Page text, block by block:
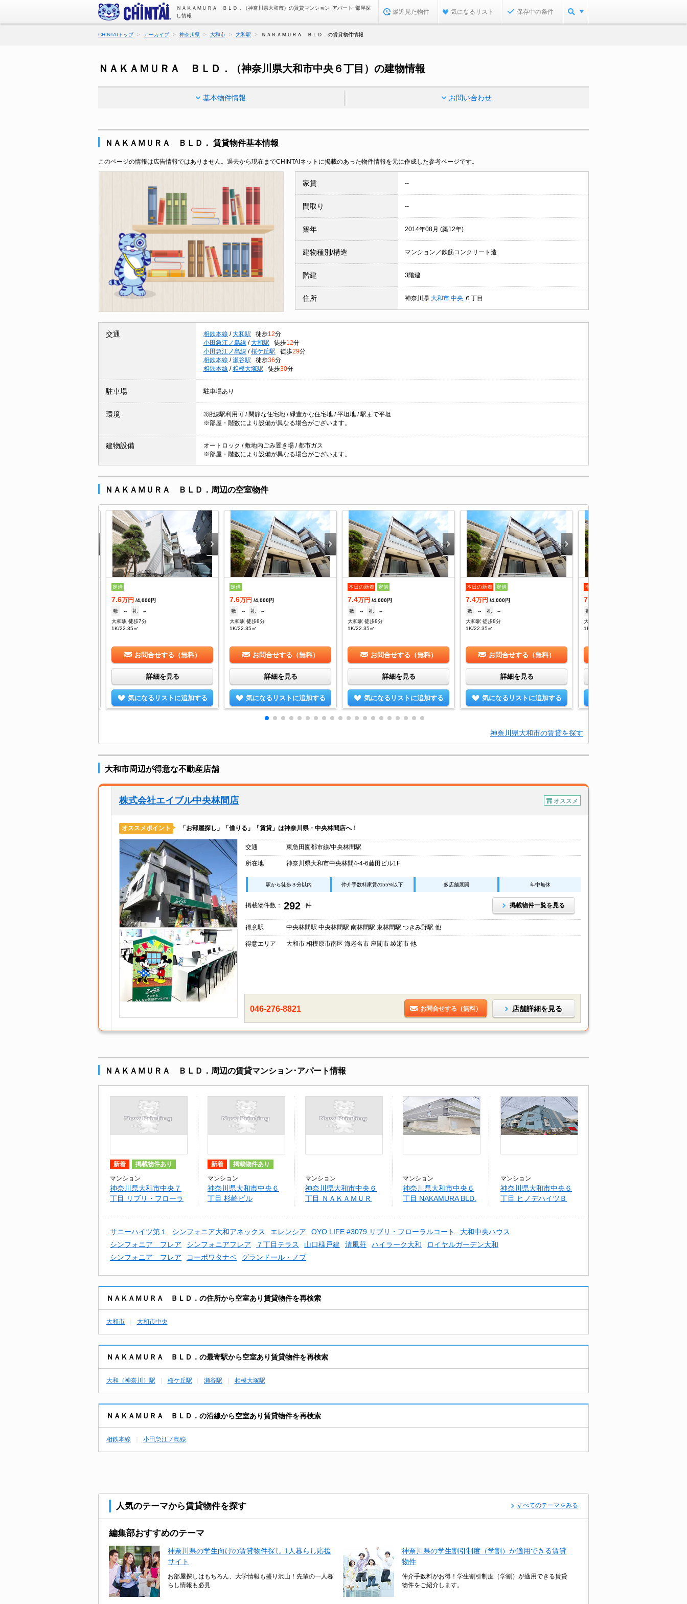
ＮＡＫＡＭＵＲＡ ＢＬＤ．（神奈川県大和市）の賃貸マンション･アパート･部屋探
し情報
最近見た物件 気になるリスト 保存中の条件
CHINTAIトップ アーカイブ 神奈川県 大和市 大和駅 ＮＡＫＡＭＵＲＡ ＢＬＤ．の賃貸物件情報
ＮＡＫＡＭＵＲＡ ＢＬＤ．（神奈川県大和市中央６丁目）の建物情報
基本物件情報 お問い合わせ
ＮＡＫＡＭＵＲＡ ＢＬＤ． 賃貸物件基本情報
このページの情報は広告情報ではありません。過去から現在までCHINTAIネットに掲載のあった物件情報を元に作成した参考ページです。
家賃 --
間取り --
築年 2014年08月 (築12年)
建物種別/構造 マンション／鉄筋コンクリート造
階建 3階建
住所 神奈川県 大和市 中央 ６丁目
交通 相鉄本線 / 大和駅 徒歩12分
小田急江ノ島線 / 大和駅 徒歩12分
小田急江ノ島線 / 桜ケ丘駅 徒歩29分
相鉄本線 / 瀬谷駅 徒歩36分
相鉄本線 / 相模大塚駅 徒歩30分
駐車場 駐車場あり
環境
3沿線駅利用可 / 閑静な住宅地 / 緑豊かな住宅地 / 平坦地 / 駅まで平坦
※部屋・階数により設備が異なる場合がございます。
建物設備
オートロック / 敷地内ごみ置き場 / 都市ガス
※部屋・階数により設備が異なる場合がございます。
ＮＡＫＡＭＵＲＡ ＢＬＤ．周辺の空室物件
定借
7.6万円 /4,000円
敷
-- 礼
--
大和駅 徒歩7分
1K/22.35㎡
お問合せする（無料）
詳細を見る
気になるリストに追加する
定借
7.6万円 /4,000円
敷
-- 礼
--
大和駅 徒歩8分
1K/22.35㎡
お問合せする（無料）
詳細を見る
気になるリストに追加する
本日の新着 定借
7.4万円 /4,000円
敷
-- 礼
--
大和駅 徒歩8分
1K/22.35㎡
お問合せする（無料）
詳細を見る
気になるリストに追加する
本日の新着 定借
7.4万円 /4,000円
敷
-- 礼
--
大和駅 徒歩8分
1K/22.35㎡
お問合せする（無料）
詳細を見る
気になるリストに追加する
本日の新着
7.4
敷
大和駅 徒歩8分
1K/22.35㎡
神奈川県大和市の賃貸を探す
大和市周辺が得意な不動産店舗
株式会社エイブル中央林間店 オススメ
オススメポイント 「お部屋探し」「借りる」「賃貸」は神奈川県・中央林間店へ！
交通 東急田園都市線/中央林間駅
所在地 神奈川県大和市中央林間4-4-6藤田ビル1F
駅から徒歩３分以内 仲介手数料家賃の55%以下 多店舗展開 年中無休
掲載物件数： 292 件 掲載物件一覧を見る
得意駅 中央林間駅 中央林間駅 南林間駅 東林間駅 つきみ野駅 他
得意エリア 大和市 相模原市南区 海老名市 座間市 綾瀬市 他
046-276-8821 お問合せする（無料） 店舗詳細を見る
ＮＡＫＡＭＵＲＡ ＢＬＤ．周辺の賃貸マンション･アパート情報
新着 掲載物件あり
マンション
神奈川県大和市中央７
丁目 リブリ・フローラ
新着 掲載物件あり
マンション
神奈川県大和市中央６
丁目 杉崎ビル
マンション
神奈川県大和市中央６
丁目 ＮＡＫＡＭＵＲ
マンション
神奈川県大和市中央６
丁目 NAKAMURA BLD.
マンション
神奈川県大和市中央６
丁目 ヒノデハイツＢ
サニーハイツ第１ シンフォニア大和アネックス エレンシア OYO LIFE #3079 リブリ・フローラルコート
大和中央ハウス
シンフォニア フレア
シンフォニアフレア ７丁目テラス 山口様戸建 清風荘 ハイラーク大和
ロイヤルガーデン大和
シンフォニア フレア
コーポワタナベ グランドール・ノブ
ＮＡＫＡＭＵＲＡ ＢＬＤ．の住所から空室あり賃貸物件を再検索
大和市 大和市中央
ＮＡＫＡＭＵＲＡ ＢＬＤ．の最寄駅から空室あり賃貸物件を再検索
大和（神奈川）駅 桜ケ丘駅 瀬谷駅 相模大塚駅
ＮＡＫＡＭＵＲＡ ＢＬＤ．の沿線から空室あり賃貸物件を再検索
相鉄本線 小田急江ノ島線
人気のテーマから賃貸物件を探す すべてのテーマをみる
編集部おすすめのテーマ
神奈川県の学生向けの賃貸物件探し 1人暮らし応援
サイト
お部屋探しはもちろん、大学情報も盛り沢山！先輩の一人暮
らし情報も必見
神奈川県の学生割引制度（学割）が適用できる賃貸
物件
仲介手数料がお得！学生割引制度（学割）が適用できる賃貸
物件をご紹介します。